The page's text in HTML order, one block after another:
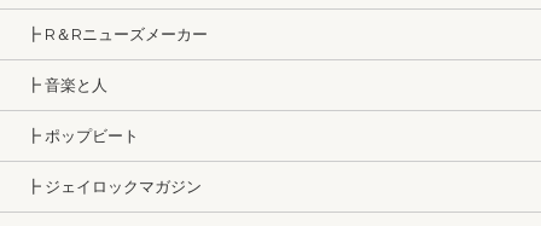
┣ R＆Rニューズメーカー
┣ 音楽と人
┣ ポップビート
┣ ジェイロックマガジン